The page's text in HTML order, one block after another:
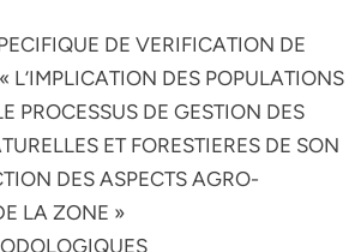
DE VERIFICATION DE
L’IMPLICATION DES POPULATIONS
PROCESSUS DE GESTION DES
ET FORESTIERES DE SON
DES ASPECTS AGRO-
LA ZONE »